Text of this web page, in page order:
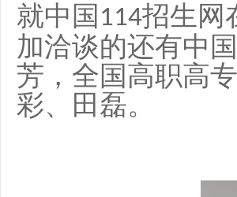
就中国 114招生网
加洽谈的还有中
芳，全国高职高
彩、田磊。